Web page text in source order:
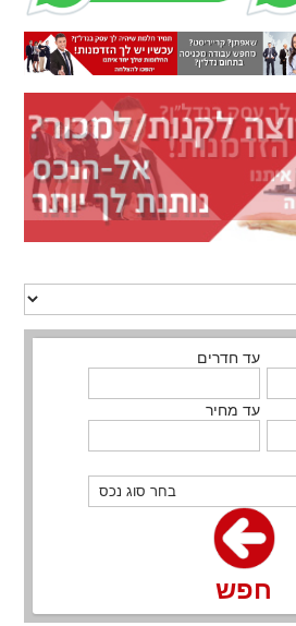
עד חדרים
עד מחיר
חפש